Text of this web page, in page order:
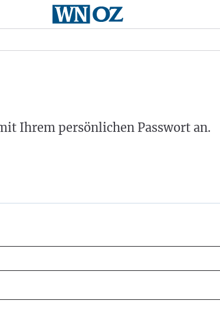
Ihrem persönlichen Passwort an.